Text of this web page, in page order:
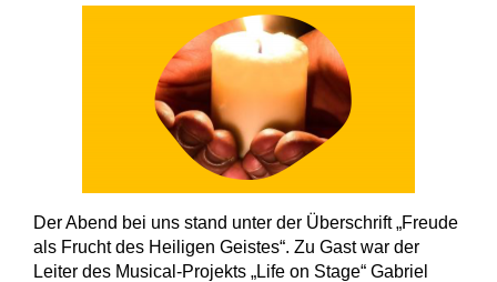
Der Abend bei uns stand unter der Überschrift „Freude
als Frucht des Heiligen Geistes“. Zu Gast war der
Leiter des Musical-Projekts „Life on Stage“ Gabriel